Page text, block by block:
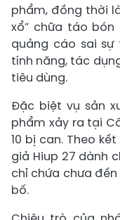
phẩm, đồng thời
xổ” chữa táo
quảng cáo sai sự
tính năng, tác
tiêu dùng.
Đặc biệt vụ sản
phẩm xảy ra tại
10 bị can. Theo
giả Hiup 27 dành
chỉ chứa chưa
bố.